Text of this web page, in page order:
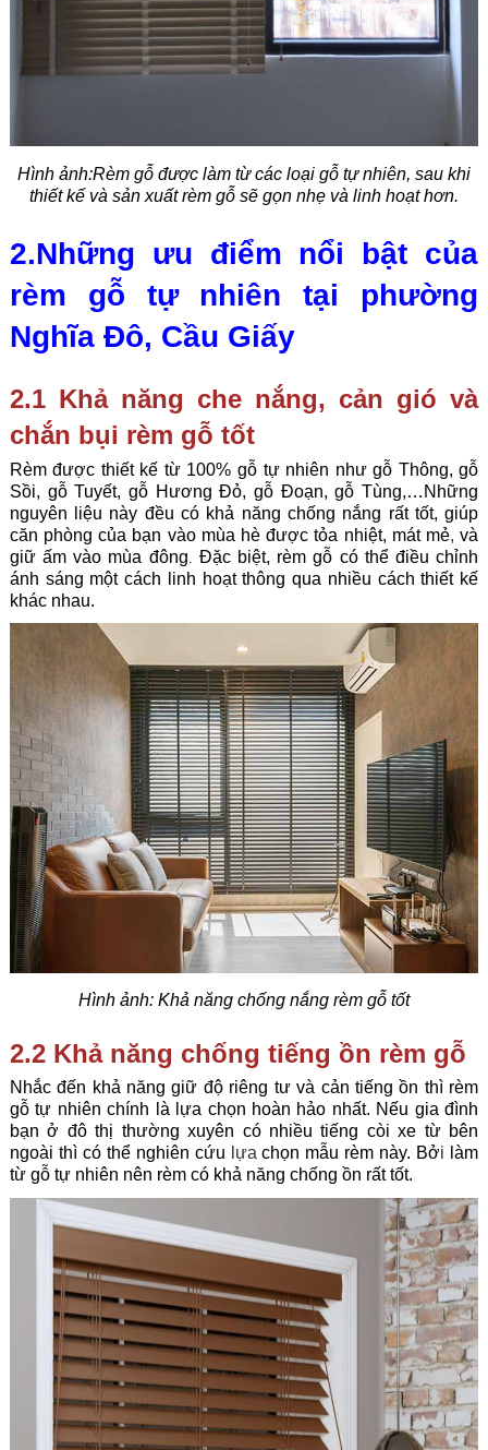
Hình ảnh:Rèm gỗ được làm từ các loại gỗ tự nhiên, sau khi
thiết kế và sản xuất rèm gỗ sẽ gọn nhẹ và linh hoạt hơn.
2.Những ưu điểm nổi bật của
rèm gỗ tự nhiên tại phường
Nghĩa Đô, Cầu Giấy
2.1 Khả năng che nắng, cản gió và
chắn bụi rèm gỗ tốt
Rèm được thiết kế từ 100% gỗ tự nhiên như gỗ Thông, gỗ
Sồi, gỗ Tuyết, gỗ Hương Đỏ, gỗ Đoạn, gỗ Tùng,…Những
nguyên liệu này đều có khả năng chống nắng rất tốt, giúp
căn phòng của bạn vào mùa hè được tỏa nhiệt, mát mẻ, và
giữ ấm vào mùa đông
Đặc biệt, rèm gỗ có thể điều chỉnh
ánh sáng một cách linh hoạt thông qua nhiều cách thiết kế
khác nhau.
Hình ảnh: Khả năng chống nắng rèm gỗ tốt
2.2 Khả năng chống tiếng ồn rèm gỗ
Nhắc đến khả năng giữ độ riêng tư và cản tiếng ồn thì rèm
gỗ tự nhiên chính là lựa chọn hoàn hảo nhất. Nếu gia đình
bạn ở đô thị thường xuyên có nhiều tiếng còi xe từ bên
ngoài thì có thể nghiên cứu
lựa chọn mẫu rèm này. Bởi làm
từ gỗ tự nhiên nên rèm có khả năng chống ồn rất tốt.